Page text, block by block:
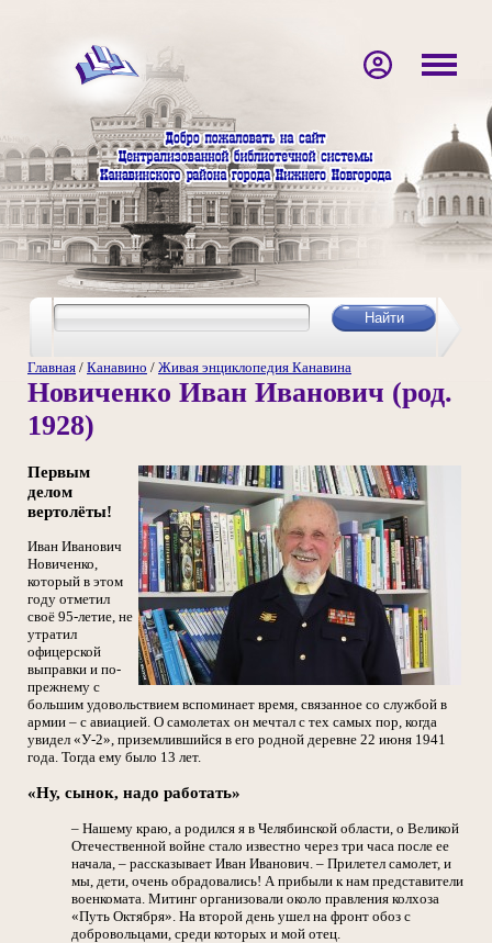
Главная / Канавино / Живая энциклопедия Канавина
Новиченко Иван Иванович (род.
1928)
Первым
делом
вертолёты!
Иван Иванович
Новиченко,
который в этом
году отметил
своё 95-летие, не
утратил
офицерской
выправки и по-
прежнему с
большим удовольствием вспоминает время, связанное со службой в
армии – с авиацией. О самолетах он мечтал с тех самых пор, когда
увидел «У-2», приземлившийся в его родной деревне 22 июня 1941
года. Тогда ему было 13 лет.
«Ну, сынок, надо работать»
– Нашему краю, а родился я в Челябинской области, о Великой
Отечественной войне стало известно через три часа после ее
начала, – рассказывает Иван Иванович. – Прилетел самолет, и
мы, дети, очень обрадовались! А прибыли к нам представители
военкомата. Митинг организовали около правления колхоза
«Путь Октября». На второй день ушел на фронт обоз с
добровольцами, среди которых и мой отец.